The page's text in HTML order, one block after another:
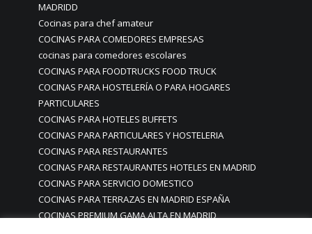
MADRIDD
Cocinas para chef amateur
COCINAS PARA COMEDORES EMPRESAS
cocinas para comedores escolares
COCINAS PARA FOODTRUCKS FOOD TRUCK
COCINAS PARA HOSTELERÍA O PARA HOGARES
PARTICULARES
COCINAS PARA HOTELES BUFFETS
COCINAS PARA PARTICULARES Y HOSTELERIA
COCINAS PARA RESTAURANTES
COCINAS PARA RESTAURANTES HOTELES EN MADRID
COCINAS PARA SERVICIO DOMESTICO
COCINAS PARA TERRAZAS EN MADRID ESPAÑA
COCINAS PREMIUM GAMA ALTA EN MADRID